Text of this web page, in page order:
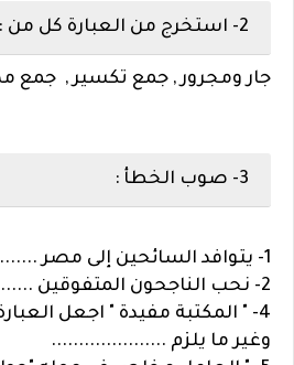
2- استخرج من العبارة كل من :
جار ومجرور , جمع تكسير , جمع
3- صوب الخطأ :
1- يتوافد السائحين إلى مصر ...................................
2- نحب الناجحون المتفوقين ....................................
4- " المكتبة مفيدة " اجعل
وغير ما يلزم .....................